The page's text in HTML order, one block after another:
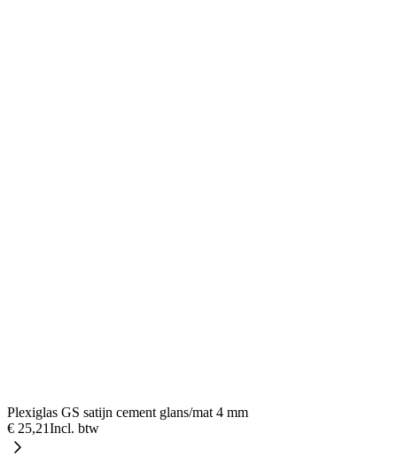
Plexiglas GS satijn cement glans/mat 4 mm
€ 25,21Incl. btw